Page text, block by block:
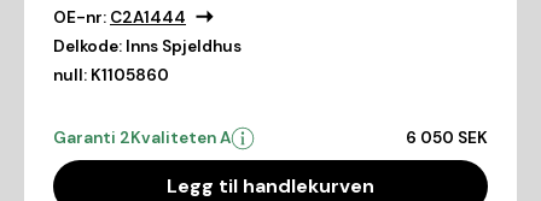
OE-nr: C2A1444
Delkode: Inns Spjeldhus
null: K1105860
Garanti 2Kvaliteten A 6 050 SEK
Legg til handlekurven